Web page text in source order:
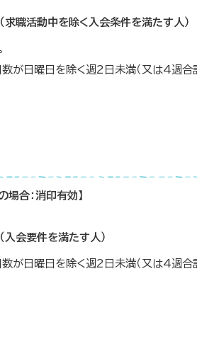
職活動中を除く入会条件を満たす人）
数が日曜日を除く週2日未満（又は4週合
合：消印有効】
会要件を満たす人）
数が日曜日を除く週2日未満（又は4週合